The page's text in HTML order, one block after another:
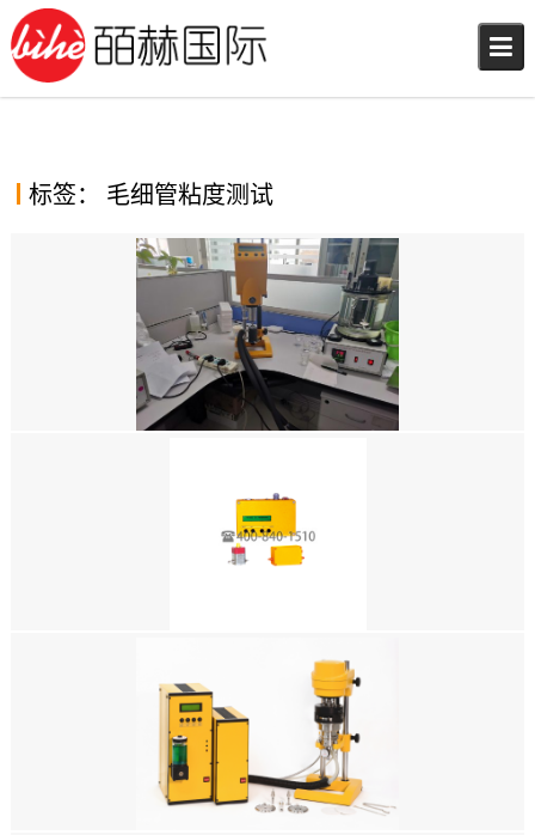
Skip
to
content
标签： 毛细管粘度测试
德国RHEOTEST LK2.2毛细管粘度计在测量农药粘度中的应用
龚辉明17717911709（微信同号）
德国RHEOTEST实验室粘度计流变仪毛细管粘度计RHEOTEST®PK 3.1（耐
刘礼鹏 139-1685-4983 (微信同号）